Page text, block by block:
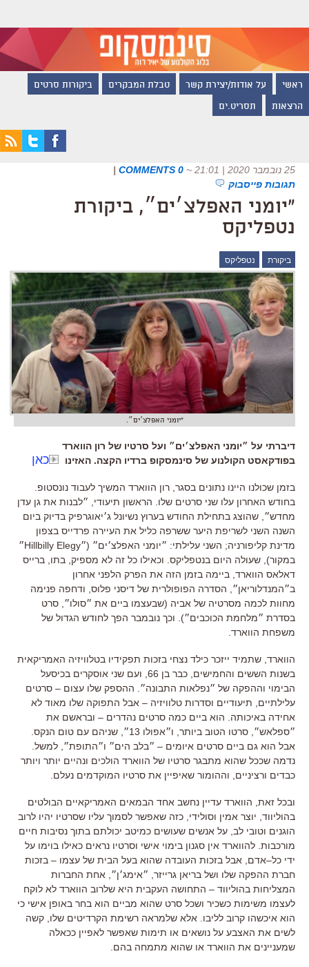
ראשי על אודות/יצירת קשר טבלת המבקרים ביקורות סרטים
הרצאות תסריט.ים
25 נובמבר 2020 | 21:01 ~
0 COMMENTS
|
תגובות פייסבוק
"יומני האפלצ׳ים״, ביקורת
נטפליקס
ביקורת נטפליקס
"יומני האפלצ׳ים״.
דיברתי על ״יומני האפלצ׳ים״ ועל סרטיו של רון הווארד
בפודקאסט הקולנוע של סינמסקופ ברדיו הקצה. האזינו
כאן
בזמן שכולנו היינו נתונים בסגר רון הווארד המשיך לעבוד נונסטופ
בחודש האחרון עלו שני סרטים שלו
הראשון תיעודי
״לבנות את גן עדן
מחדש״ שהוצג בתחילת החודש בערוץ נשיונל ג׳יאוגרפיק בדיוק ביום
השנה השני לשריפת היער ששרפה כליל את העיירה פרדייס בצפון
מדינת קליפורניה; השני עלילתי: ״יומני האפלצ׳ים״ (״Hillbilly Elegy״
במקור), שעולה היום בנטפליקס וכאילו כל זה לא מספיק בתו ברייס
דאלאס הווארד ביימה בזמן הזה את הפרק הלפני אחרון
ב״המנדלוריאן״
הסדרה הפופולרית של דיסני פלוס ודחפה פנימה
מחוות לכמה מסרטיה של אביה (שבעצמו ביים את ״סולו״ סרט
בסדרת ״מלחמת הכוכבים״). וכך נובמבר הפך לחודש הגדול של
משפחת הווארד
הווארד שתמיד ייזכר כילד נצחי בזכות תפקידיו בטלוויזיה האמריקאית
בשנות הששים והחמישים כבר בן 66, ועם שני אוסקרים בכיסעל
הבימוי וההפקה של ״נפלאות התבונה״
ההספק שלו עצום – סרטים
עלילתיים
תיעודיים וסדרות טלוויזיה – אבל התפוקה שלו מאוד לא
אחידה באיכותה
הוא ביים כמה סרטים נהדרים – ובראשם את
״ספלאש״ סרטו הטוב ביותר ו״אפולו 13״ שניהם עם טום הנקס
אבל הוא גם ביים סרטים איומים – ״בלב הים״ ו״התופת״ למשל
נדמה שככל שהוא מתבגר סרטיו של הווארד הולכים ונהיים יותר ויותר
כבדים ורציניים
וההומור שאיפיין את סרטיו המוקדמים נעלם
ובכל זאת הווארד עדיין נחשב אחד הבמאים האמריקאיים הבולטים
בהוליווד יוצר אמין וסולידי כזה שאפשר לסמוך עליו שסרטיו יהיו לרוב
הוגנים וטובי לב על אנשים שעושים כמיטב יכולתם בתוך נסיבות חיים
מורכבות להווארד אין סגנון בימוי אישי וסרטיו נראים כאילו בוימו על
ידי כל–אדם
אבל בזכות העובדה שהוא בעל הבית של עצמו – בזכות
חברת ההפקה שלו ושל בריאן גרייזר ״אימג׳ן״
אחת החברות
המצליחות בהוליווד – התחושה העקבית היא שלרוב הווארד לא לוקח
לעצמו משימות כשכיר ושכל סרט שהוא מביים הוא בחר באופן אישי כי
הוא איכשהו קרוב לליבו
אלא שלמראה רשימת הקרדיטים שלו קשה
לשים את האצבע על נושאים או תימות שאפשר לאפיין ככאלה
שמעניינים את הווארד או שהוא מתמחה בהם